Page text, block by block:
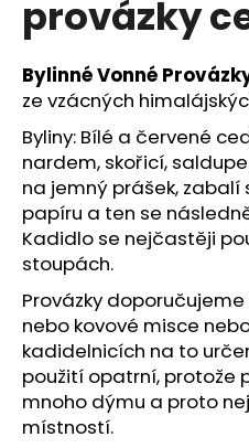
provázky
Bylinné Vonné
ze vzácných
Byliny: Bílé a červené
nardem, skořicí,
na jemný prášek,
papíru a ten se
Kadidlo se nejčastěji
stoupách.
Provázky
nebo kovové misce
kadidelnicích na to
použití opatrní, protože
mnoho dýmu a proto
místností.
a
í
t
?
HLEDAT
D
o
p
o